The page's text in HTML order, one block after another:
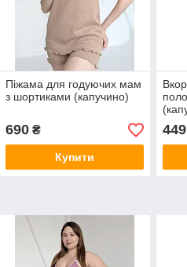
Піжама для годуючих мам
з шортиками (капучино)
690₴
Купити
449